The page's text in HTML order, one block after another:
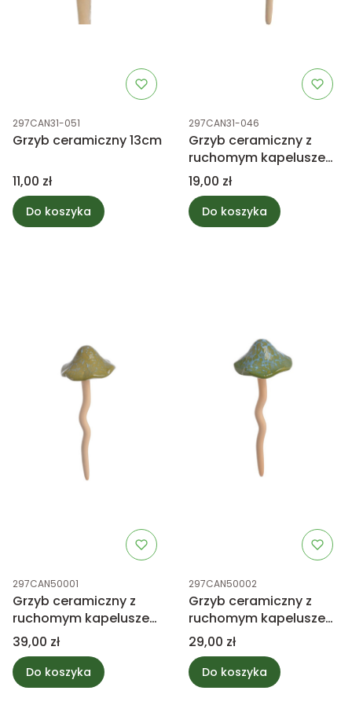
Kod produktu
297CAN31-051
Grzyb ceramiczny 13cm
Cena
11,00 zł
Do koszyka
Kod produktu
297CAN31-046
Grzyb ceramiczny z
ruchomym kapeluszem
17cm
Cena
19,00 zł
Do koszyka
Kod produktu
297CAN50001
Grzyb ceramiczny z
ruchomym kapeluszem
28cm
Cena
39,00 zł
Do koszyka
Kod produktu
297CAN50002
Grzyb ceramiczny z
ruchomym kapeluszem
28cm
Cena
29,00 zł
Do koszyka